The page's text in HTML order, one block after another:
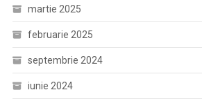
martie 2025
februarie 2025
septembrie 2024
iunie 2024